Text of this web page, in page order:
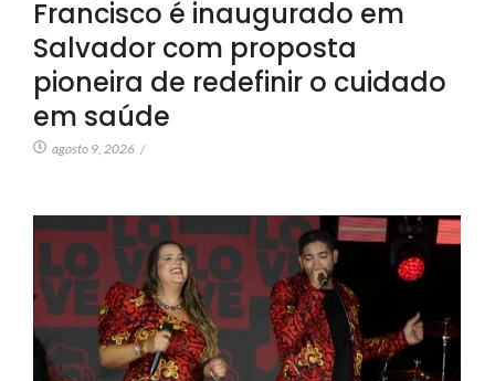
Francisco é inaugurado em
Salvador com proposta
pioneira de redefinir o cuidado
em saúde
agosto 9, 2026 /